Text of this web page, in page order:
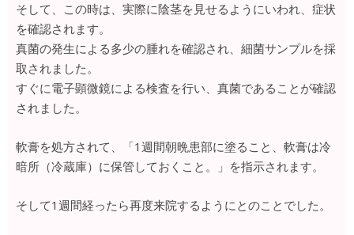
そして、この時は、実際に陰茎を見せるようにいわれ、症状
を確認されます。
真菌の発生による多少の腫れを確認され、細菌サンプルを採
取されました。
すぐに電子顕微鏡による検査を行い、真菌であることが確認
されました。
軟膏を処方されて、「1週間朝晩患部に塗ること、軟膏は冷
暗所（冷蔵庫）に保管しておくこと。」を指示されます。
そして1週間経ったら再度来院するようにとのことでした。